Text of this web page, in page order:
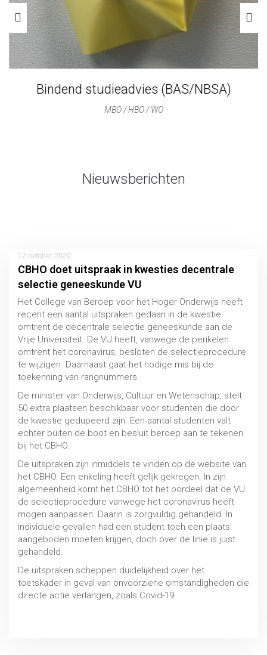
Bindend studieadvies (BAS/NBSA)
MBO / HBO / WO
Nieuwsberichten
12 oktober 2020
CBHO doet uitspraak in kwesties decentrale
selectie geneeskunde VU
Het College van Beroep voor het Hoger Onderwijs heeft
recent een aantal uitspraken gedaan in de kwestie
omtrent de decentrale selectie geneeskunde aan de
Vrije Universiteit. De VU heeft, vanwege de perikelen
omtrent het coronavirus, besloten de selectieprocedure
te wijzigen. Daarnaast gaat het nodige mis bij de
toekenning van rangnummers.
De minister van Onderwijs, Cultuur en Wetenschap, stelt
50 extra plaatsen beschikbaar voor studenten die door
de kwestie gedupeerd zijn. Een aantal studenten valt
echter buiten de boot en besluit beroep aan te tekenen
bij het CBHO.
De uitspraken zijn inmiddels te vinden op de website van
het CBHO. Een enkeling heeft gelijk gekregen. In zijn
algemeenheid komt het CBHO tot het oordeel dat de VU
de selectieprocedure vanwege het coronavirus heeft
mogen aanpassen. Daarin is zorgvuldig gehandeld. In
individuele gevallen had een student toch een plaats
aangeboden moeten krijgen, doch over de linie is juist
gehandeld.
De uitspraken scheppen duidelijkheid over het
toetskader in geval van onvoorziene omstandigheden die
directe actie verlangen, zoals Covid-19.